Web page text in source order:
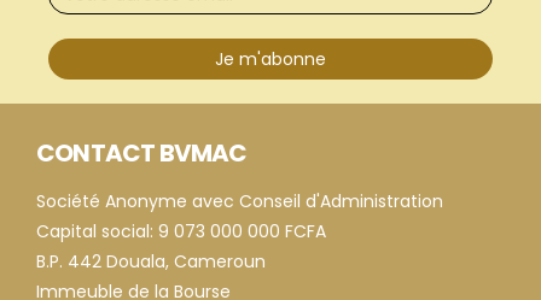
Je m'abonne
CONTACT BVMAC
Société Anonyme avec Conseil d'Administration
Capital social: 9 073 000 000 FCFA
B.P. 442 Douala, Cameroun
Immeuble de la Bourse